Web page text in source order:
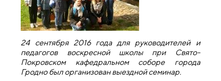
24 сентября 2016 года для руководителей и
педагогов воскресной школы при Свято-
Покровском кафедральном соборе города
Гродно был организован выездной семинар.